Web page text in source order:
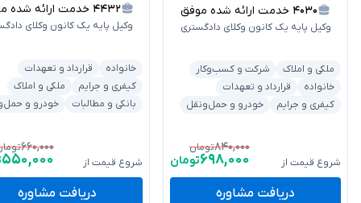
۴۰۳۰ خدمت ارائه شده موفق
وکیل پایه یک کانون وکلای دادگستری
ملکی و املاک
شرکت و کسب‌وکار
خانواده
قرارداد و تعهدات
کیفری و جرایم
خودرو و حمل‌ونقل
شروع قیمت از
۸۴۰,۰۰۰تومان
۶۹۸,۰۰۰تومان
دریافت مشاوره
۴۴۳۲ خدمت ارائه شده موفق
وکیل پایه یک کانون وکلای
خانواده
قرارداد و تعهدات
کیفری و جرایم
ملکی و املاک
بانکی و مطالبات
خودرو و
شروع قیمت از
۶۶۰,۰۰۰
۵۵۰,۰۰۰
دریافت مشاوره